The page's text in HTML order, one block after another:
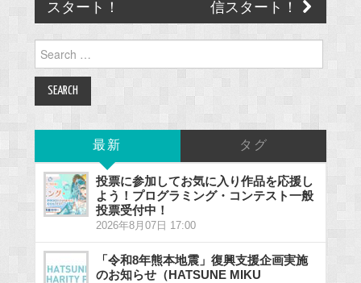
スタート！
信スタート！
for:
最新 タグ
投票に参加してお気に入り作品を応援し
よう！プログラミング・コンテスト一般
投票受付中！
2026年8月07日 17:00
「令和8年熊本地震」復興支援企画実施
のお知らせ（HATSUNE MIKU